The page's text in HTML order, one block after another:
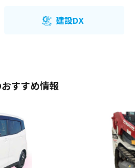
建設DX
すすめ情報